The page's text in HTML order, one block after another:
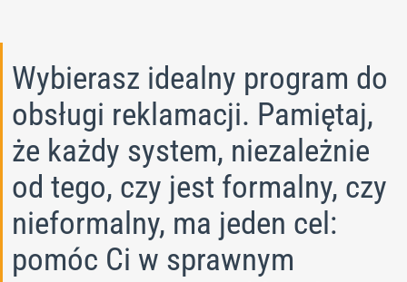
Wybierasz idealny program do
obsługi reklamacji. Pamiętaj,
że każdy system, niezależnie
od tego, czy jest formalny, czy
nieformalny, ma jeden cel:
pomóc Ci w sprawnym